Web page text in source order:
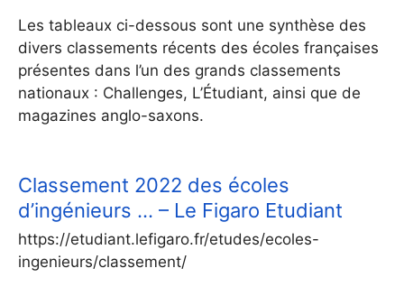
Les tableaux ci-dessous sont une synthèse des
divers classements récents des écoles françaises
présentes dans l’un des grands classements
nationaux : Challenges, L’Étudiant, ainsi que de
magazines anglo-saxons.
Classement 2022 des écoles
d’ingénieurs … – Le Figaro Etudiant
https://etudiant.lefigaro.fr/etudes/ecoles-
ingenieurs/classement/